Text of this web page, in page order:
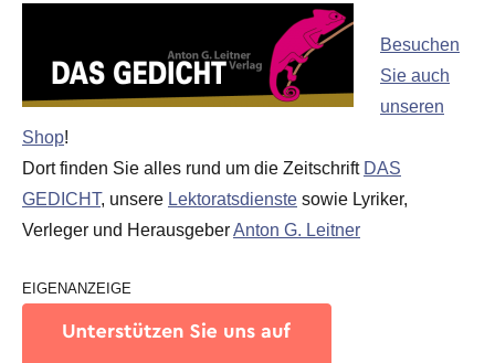
Besuchen
Sie auch
unseren
Shop!
Dort finden Sie alles rund um die Zeitschrift DAS
GEDICHT, unsere Lektoratsdienste sowie Lyriker,
Verleger und HerausgeberAnton G. Leitner
EIGENANZEIGE